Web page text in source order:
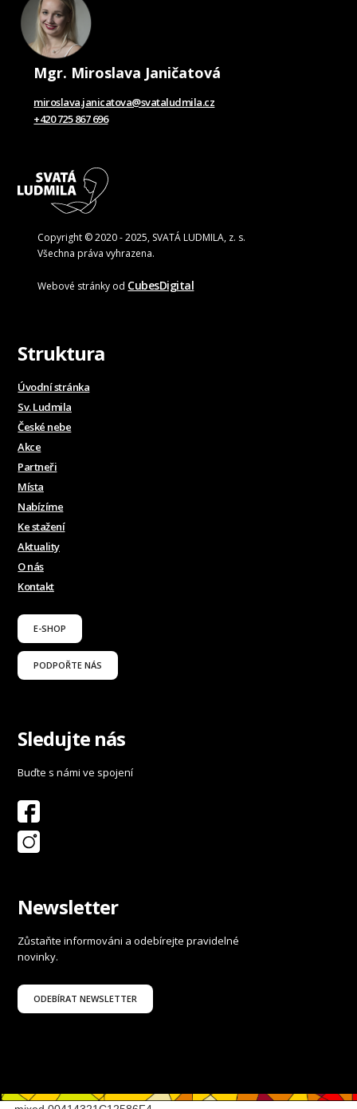
Mgr. Miroslava Janičatová
miroslava.janicatova@svataludmila.cz
+420 725 867 696
Copyright © 2020 - 2025, SVATÁ LUDMILA, z. s.
Všechna práva vyhrazena.
Webové stránky od CubesDigital
Struktura
Úvodní stránka
Sv. Ludmila
České nebe
Akce
Partneři
Místa
Nabízíme
Ke stažení
Aktuality
O nás
Kontakt
E-SHOP
PODPOŘTE NÁS
Sledujte nás
Buďte s námi ve spojení
Newsletter
Zůstaňte informováni a odebírejte pravidelné
novinky.
ODEBÍRAT NEWSLETTER